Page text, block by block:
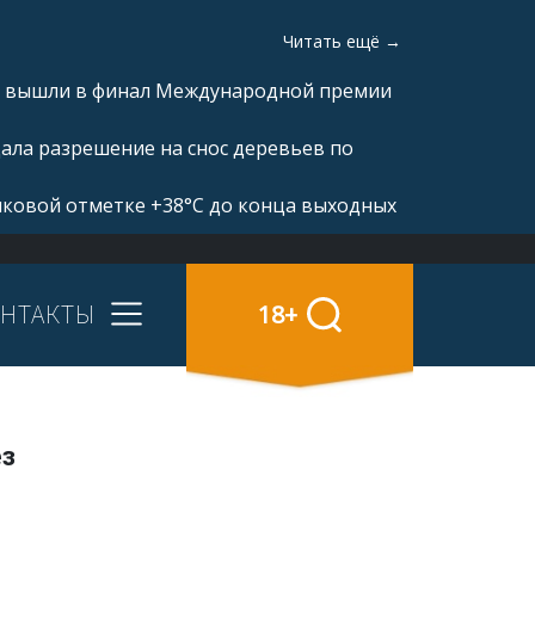
Читать ещё →
вышли в финал Международной премии
разрешение на снос деревьев по
отметке +38°С до конца выходных
18+